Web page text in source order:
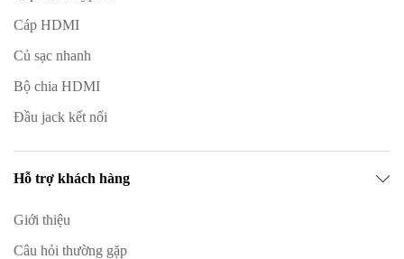
Cáp HDMI
Củ sạc nhanh
Bộ chia HDMI
Đầu jack kết nối
Hỗ trợ khách hàng
Giới thiệu
Câu hỏi thường gặp